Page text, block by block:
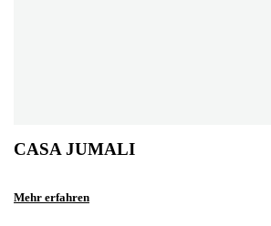
CASA JUMALI
Mehr erfahren